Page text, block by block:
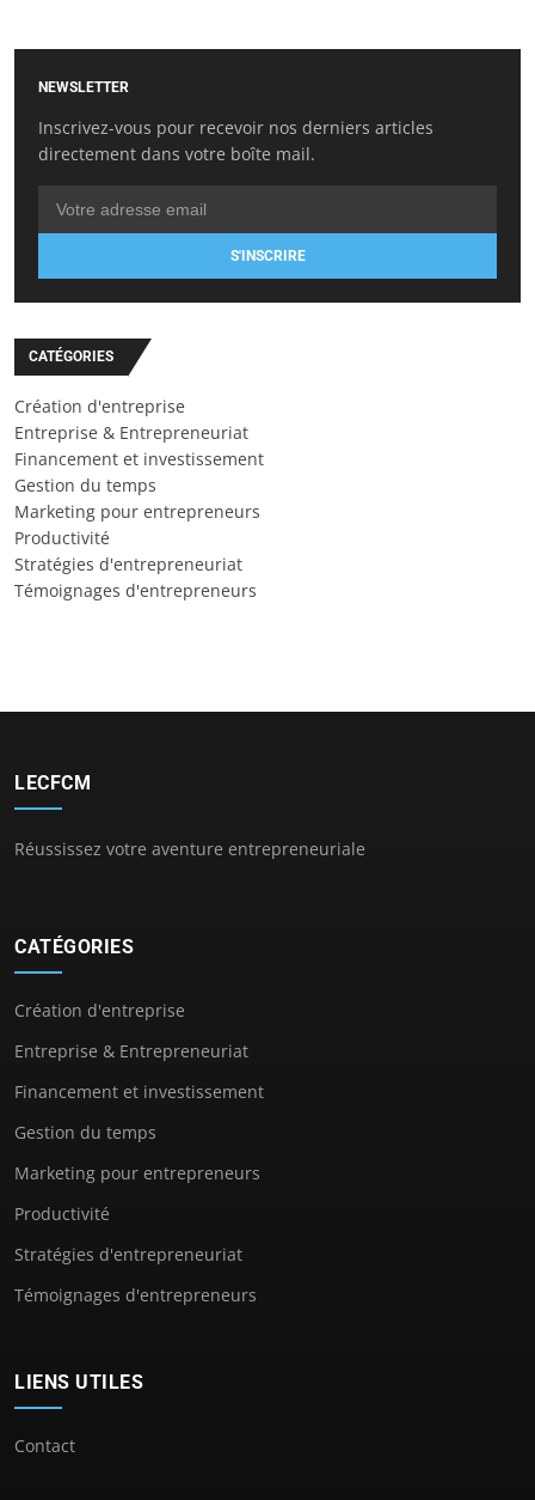
NEWSLETTER
Inscrivez-vous pour recevoir nos derniers articles
directement dans votre boîte mail.
S'INSCRIRE
CATÉGORIES
Création d'entreprise
Entreprise & Entrepreneuriat
Financement et investissement
Gestion du temps
Marketing pour entrepreneurs
Productivité
Stratégies d'entrepreneuriat
Témoignages d'entrepreneurs
LECFCM
Réussissez votre aventure entrepreneuriale
CATÉGORIES
Création d'entreprise
Entreprise & Entrepreneuriat
Financement et investissement
Gestion du temps
Marketing pour entrepreneurs
Productivité
Stratégies d'entrepreneuriat
Témoignages d'entrepreneurs
LIENS UTILES
Contact